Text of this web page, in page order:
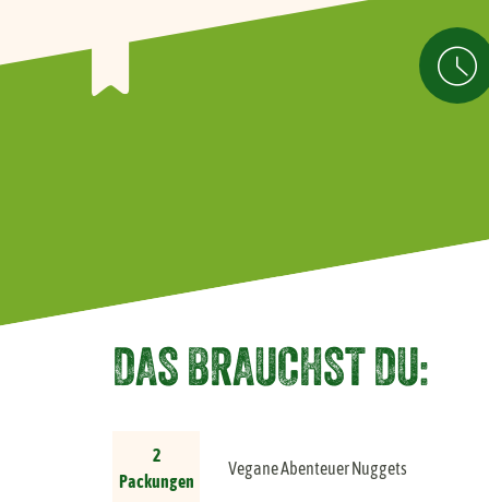
DAS BRAUCHST DU:
2
Packungen
Vegane Abenteuer Nuggets